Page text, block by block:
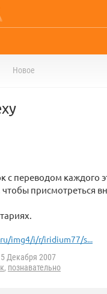
Новое
с переводом каждого
чтобы присмотреться
img4/i/r/iridium77/s...
Декабря 2007
, познавательно